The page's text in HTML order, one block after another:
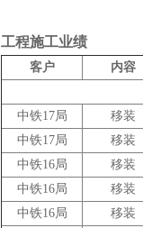
工程施工业绩
客户 内容
中铁17局
移装
中铁17局
移装
中铁16局
移装
中铁16局
移装
中铁16局
移装